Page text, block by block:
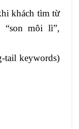
khách tìm từ
“son môi lì”,
tail keywords)